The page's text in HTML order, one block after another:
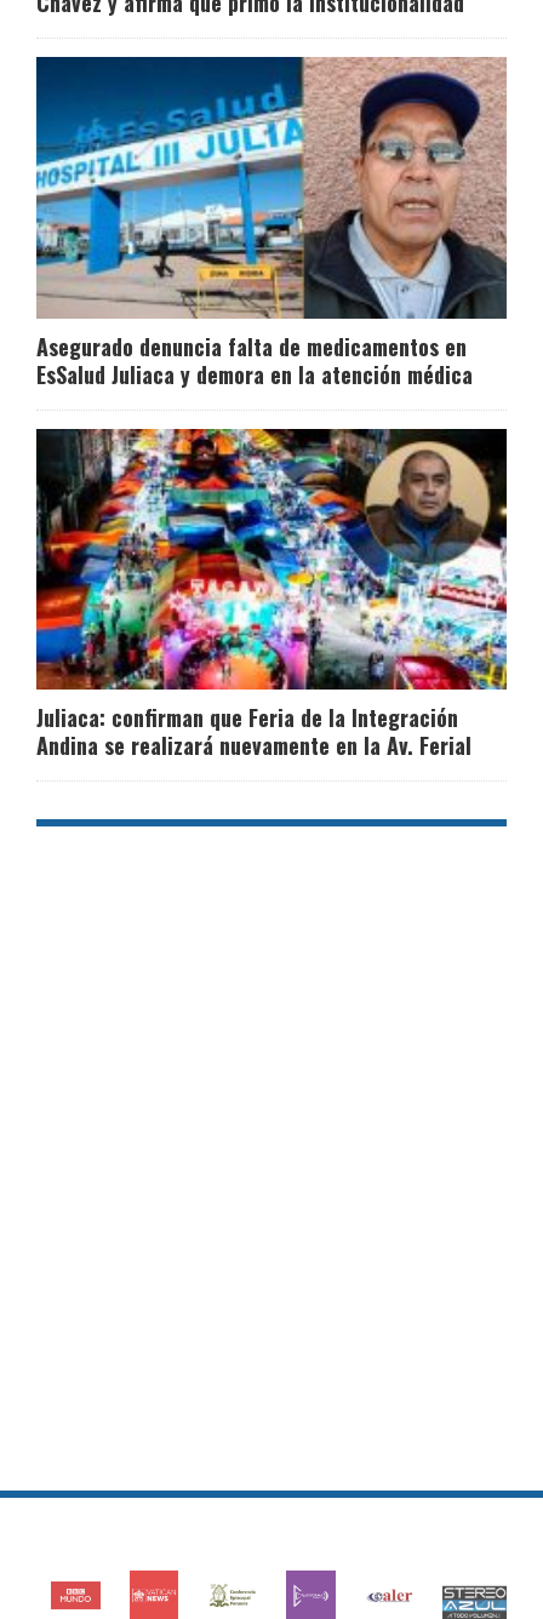
Asegurado denuncia falta de medicamentos en
EsSalud Juliaca y demora en la atención médica
Juliaca: confirman que Feria de la Integración
Andina se realizará nuevamente en la Av. Ferial